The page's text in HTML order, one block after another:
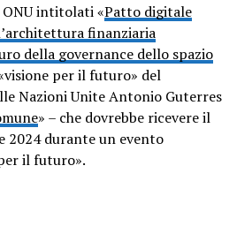
intitolati «Patto digitale
finanziaria
della governance dello spazio
per il futuro» del
Nazioni Unite Antonio Guterres
» – che dovrebbe ricevere il
2024 durante un evento
il futuro».